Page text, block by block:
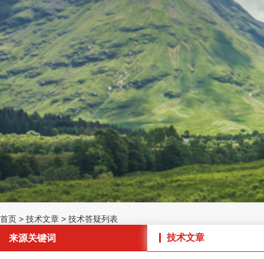
首页 > 技术文章 > 技术答疑列表
来源关键词 技术文章